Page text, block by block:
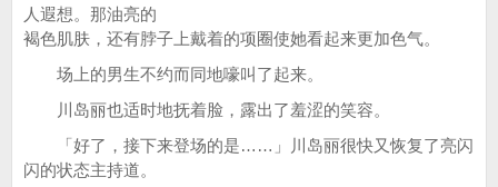
人遐想。那油亮的
褐色肌肤，还有脖子上戴着的项圈使她看起来更加色气。
场上的男生不约而同地嚎叫了起来。
川岛丽也适时地抚着脸，露出了羞涩的笑容。
「好了，接下来登场的是……」川岛丽很快又恢复了亮闪
闪的状态主持道。